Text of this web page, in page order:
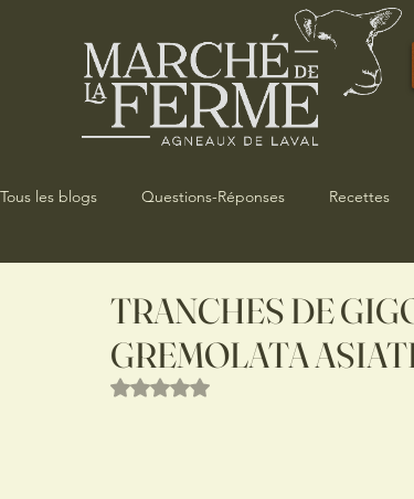
Tous les blogs Questions-Réponses Recettes
TRANCHES DE
GREMOLATA
Noté NaN étoiles sur 5.